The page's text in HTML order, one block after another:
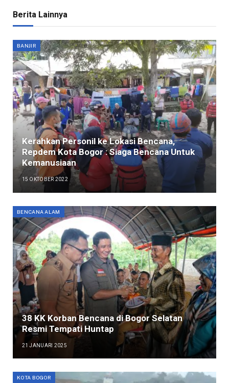
Berita Lainnya
BANJIR
Kerahkan Personil ke Lokasi Bencana,
Repdem Kota Bogor : Siaga Bencana Untuk
Kemanusiaan
15 OKTOBER 2022
BENCANA ALAM
38 KK Korban Bencana di Bogor Selatan
Resmi Tempati Huntap
21 JANUARI 2025
KOTA BOGOR